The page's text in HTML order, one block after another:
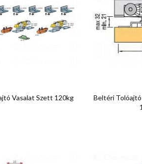
Vasalat Szett 120kg
Előnézet
Beltéri